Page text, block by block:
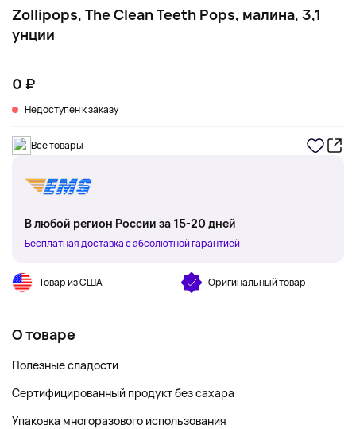
Zollipops, The Clean Teeth Pops, малина, 3,1
унции
0 ₽
Недоступен к заказу
Все товары
В любой регион России за 15-20 дней
Бесплатная доставка с абсолютной гарантией
Товар из США Оригинальный товар
О товаре
Полезные сладости
Сертифицированный продукт без сахара
Упаковка многоразового использования